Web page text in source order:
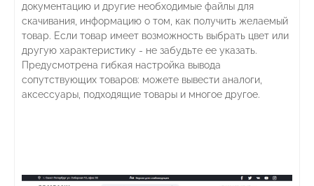
документацию и другие необходимые файлы для
скачивания, информацию о том, как получить желаемый
товар. Если товар имеет возможность выбрать цвет или
другую характеристику - не забудьте ее указать.
Предусмотрена гибкая настройка вывода
сопутствующих товаров: можете вывести аналоги,
аксессуары, подходящие товары и многое другое.